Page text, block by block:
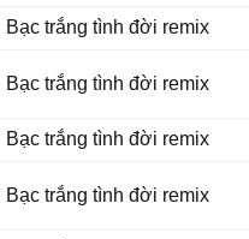
Bạc trắng tình đời remix
Bạc trắng tình đời remix
Bạc trắng tình đời remix
Bạc trắng tình đời remix